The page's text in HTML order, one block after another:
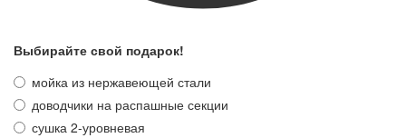
Выбирайте свой подарок!
мойка из нержавеющей стали
доводчики на распашные секции
сушка 2-уровневая